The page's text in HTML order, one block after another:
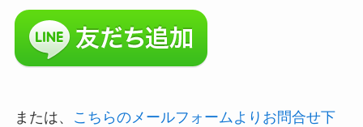
または、
こちらのメールフォームよりお問合せ下